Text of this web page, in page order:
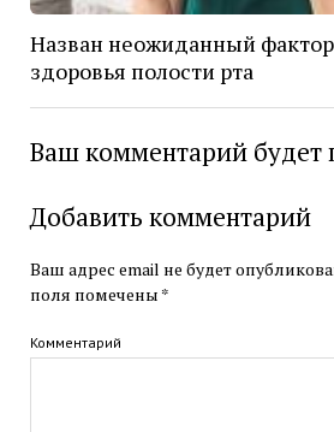
Назван неожиданный
здоровья полости рта
Ваш комментарий будет
Добавить комментарий
Ваш адрес email не будет
поля помечены *
Комментарий